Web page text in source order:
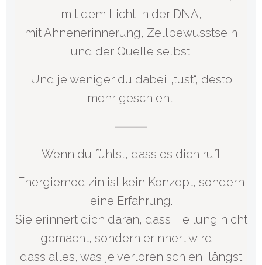
mit dem Licht in der DNA,
mit Ahnenerinnerung, Zellbewusstsein
und der Quelle selbst.
Und je weniger du dabei „tust“, desto
mehr geschieht.
⸻
Wenn du fühlst, dass es dich ruft
Energiemedizin ist kein Konzept, sondern
eine Erfahrung.
Sie erinnert dich daran, dass Heilung nicht
gemacht, sondern erinnert wird –
dass alles, was je verloren schien, längst